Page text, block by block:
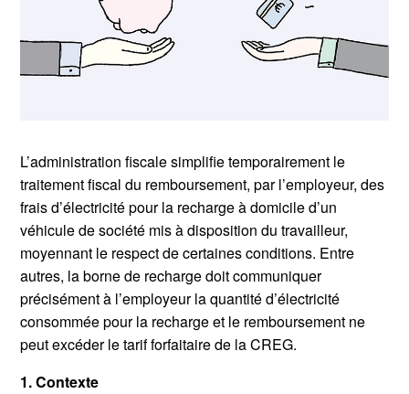
L’administration fiscale simplifie temporairement le
traitement fiscal du remboursement, par l’employeur, des
frais d’électricité pour la recharge à domicile d’un
véhicule de société mis à disposition du travailleur,
moyennant le respect de certaines conditions. Entre
autres, la borne de recharge doit communiquer
précisément à l’employeur la quantité d’électricité
consommée pour la recharge et le remboursement ne
peut excéder le tarif forfaitaire de la CREG.
1. Contexte